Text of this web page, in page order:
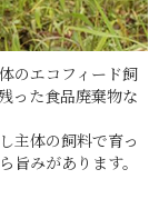
のエコフィード飼
った食品廃棄物な
主体の飼料で育っ
旨みがあります。